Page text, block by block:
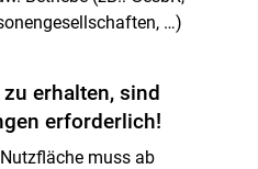
content
…)
erhalten, sind
erforderlich!
muss ab